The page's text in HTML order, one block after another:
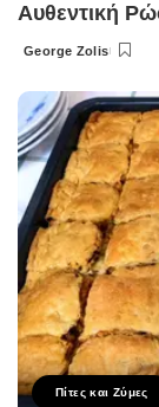
Αυθεντική
Posted
George Zolis
Πίτες και Ζύμες